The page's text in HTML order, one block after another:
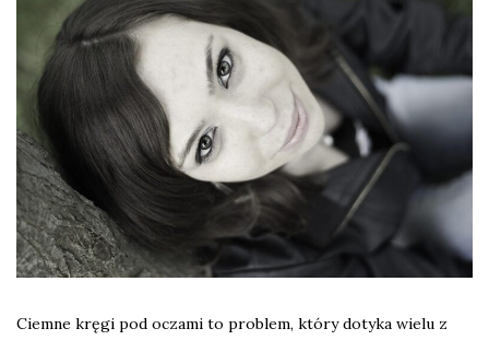
Ciemne kręgi pod oczami to problem, który dotyka wielu z